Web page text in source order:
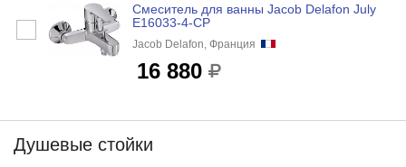
Смеситель для ванны Jacob Delafon July
E16033-4-CP
Jacob Delafon, Франция
16 880
Душевые стойки